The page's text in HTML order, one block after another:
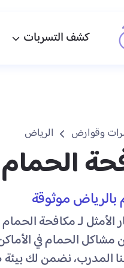
كشف التسربات
وقوارض الرياض
موثوقة
الأمثل لـ مكافحة
الحمام في
المدرب، نضمن لك